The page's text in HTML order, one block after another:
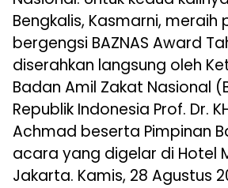
Bengkalis, Kasmarni,
bergengsi BAZNAS Award
diserahkan langsung oleh
Badan Amil Zakat Nasional
Republik Indonesia Prof. Dr.
Achmad beserta Pimpinan
acara yang digelar di Hotel
Jakarta. Kamis, 28 Agustus